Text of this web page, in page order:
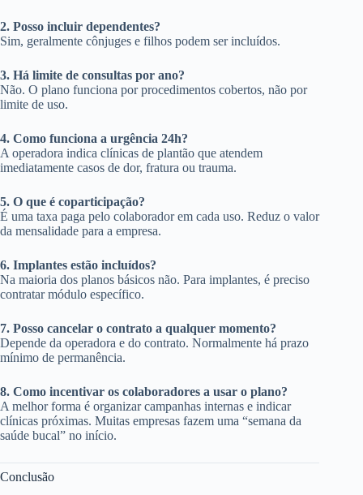
2. Posso incluir dependentes?
Sim, geralmente cônjuges e filhos podem ser incluídos.
3. Há limite de consultas por ano?
Não. O plano funciona por procedimentos cobertos, não por
limite de uso.
4. Como funciona a urgência 24h?
A operadora indica clínicas de plantão que atendem
imediatamente casos de dor, fratura ou trauma.
5. O que é coparticipação?
É uma taxa paga pelo colaborador em cada uso. Reduz o valor
da mensalidade para a empresa.
6. Implantes estão incluídos?
Na maioria dos planos básicos não. Para implantes, é preciso
contratar módulo específico.
7. Posso cancelar o contrato a qualquer momento?
Depende da operadora e do contrato. Normalmente há prazo
mínimo de permanência.
8. Como incentivar os colaboradores a usar o plano?
A melhor forma é organizar campanhas internas e indicar
clínicas próximas. Muitas empresas fazem uma “semana da
saúde bucal” no início.
Conclusão